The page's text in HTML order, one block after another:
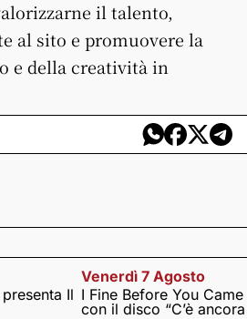
il talento,
al sito e promuovere la
e della creatività in
Il
Venerdì 7 Agosto
I Fine Before You
con il disco “C’è